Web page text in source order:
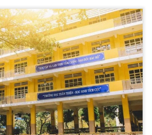
trách nhiệm và chăm sóc tốt vấn